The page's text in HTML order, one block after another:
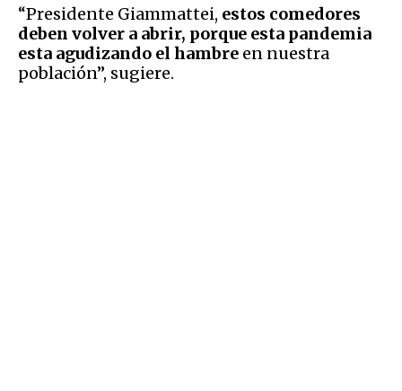
“Presidente Giammattei, estos comedores
deben volver a abrir, porque esta pandemia
esta agudizando el hambre en nuestra
población”, sugiere.